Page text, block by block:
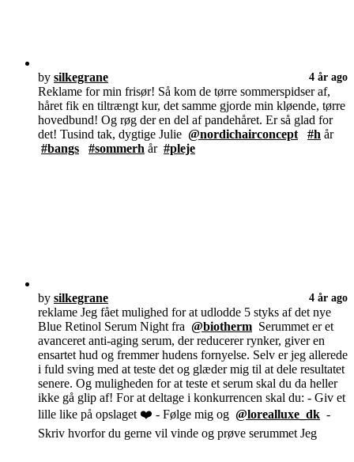
by silkegrane 4 år ago
Reklame for min frisør! Så kom de tørre sommerspidser af,
håret fik en tiltrængt kur, det samme gjorde min kløende, tørre
hovedbund! Og røg der en del af pandehåret. Er så glad for
det! Tusind tak, dygtige Julie @nordichairconcept #h år
#bangs
#sommerh år #pleje
by silkegrane 4 år ago
reklame Jeg fået mulighed for at udlodde 5 styks af det nye
Blue Retinol Serum Night fra @biotherm Serummet er et
avanceret anti-aging serum, der reducerer rynker, giver en
ensartet hud og fremmer hudens fornyelse. Selv er jeg allerede
i fuld sving med at teste det og glæder mig til at dele resultatet
senere. Og muligheden for at teste et serum skal du da heller
ikke gå glip af! For at deltage i konkurrencen skal du: - Giv et
lille like på opslaget ❤️ - Følge mig og @lorealluxe_dk -
Skriv hvorfor du gerne vil vinde og prøve serummet Jeg